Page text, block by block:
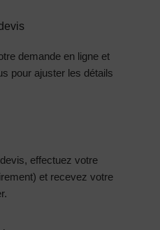
demande en ligne et
pour ajuster les détails
effectuez votre
et recevez votre